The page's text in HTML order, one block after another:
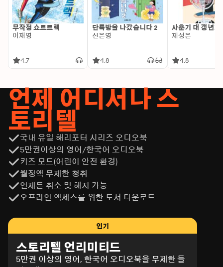
무작정 쇼트트랙
이재영
4.7
단톡방을 나갔습니다 2
신은영
4.8
사춘기 대 갱년기
제성은
4.8
언제 어디서나 스
토리텔
국내 유일 해리포터 시리즈 오디오북
5만권이상의 영어/한국어 오디오북
키즈 모드(어린이 안전 환경)
월정액 무제한 청취
언제든 취소 및 해지 가능
오프라인 액세스를 위한 도서 다운로드
인기
스토리텔 언리미티드
5만권 이상의 영어, 한국어 오디오북을 무제한 들